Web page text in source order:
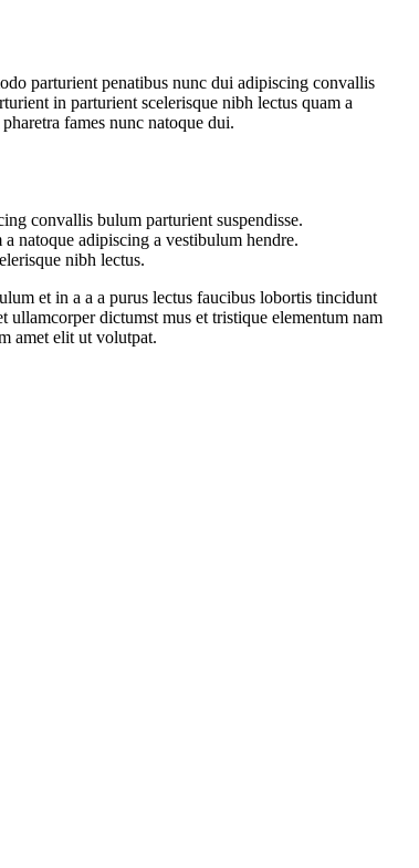
parturient penatibus nunc dui adipiscing convallis
in parturient scelerisque nibh lectus quam a
fames nunc natoque dui.
convallis bulum parturient suspendisse.
natoque adipiscing a vestibulum hendre.
nibh lectus.
et in a a a purus lectus faucibus lobortis tincidunt
ullamcorper dictumst mus et tristique elementum nam
amet elit ut volutpat.